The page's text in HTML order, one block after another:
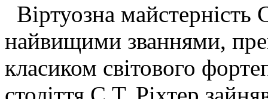
Віртуозна майстерність
найвищими званнями,
класиком світового